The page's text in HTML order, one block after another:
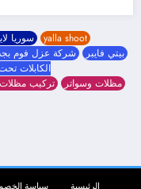
yalla shoot سوريا
بيتي فايبر شركة عزل فوم
الكابلات
مظلات وسواتر تركيب
الرئيسية سياسة